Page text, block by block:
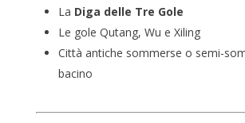
La Diga delle Tre Gole
Le gole Qutang, Wu e Xiling
Città antiche sommerse o semi-
bacino